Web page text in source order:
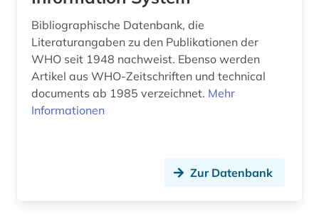
Bibliographische Datenbank, die
Literaturangaben zu den Publikationen der
WHO seit 1948 nachweist. Ebenso werden
Artikel aus WHO-Zeitschriften und technical
documents ab 1985 verzeichnet. Mehr
Informationen
Zur Datenbank